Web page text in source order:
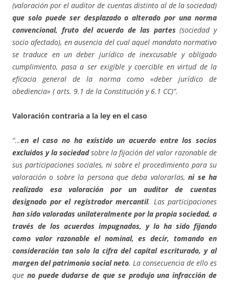
(valoración por el auditor de cuentas distinto al de la sociedad)
que solo puede ser desplazado o alterado por una norma
convencional, fruto del acuerdo de las partes (sociedad y
socio afectado), en ausencia del cual aquel mandato normativo
se traduce en un deber jurídico de inexcusable y obligado
cumplimiento, pasa a ser exigible y coercible en virtud de la
eficacia general de la norma como «deber jurídico de
obediencia» ( arts. 9.1 de la Constitución y 6.1 CC)”.
Valoración contraria a la ley en el caso
“…en el caso no ha existido un acuerdo entre los socios
excluidos y la sociedadsobre la fijación del valor razonable de
sus participaciones sociales, ni sobre el procedimiento para su
valoración o sobre la persona que deba valorarlas,ni se ha
realizado esa valoración por un auditor de cuentas
designado por el registrador mercantil. Las participaciones
han sido valoradas unilateralmente por la propia sociedad, a
través de los acuerdos impugnados, y lo ha sido fijando
como valor razonable el nominal, es decir, tomando en
consideración tan solo la cifra del capital escriturado, y al
margen del patrimonio social neto. La consecuencia de ello es
que no puede dudarse de que se produjo una infracción de